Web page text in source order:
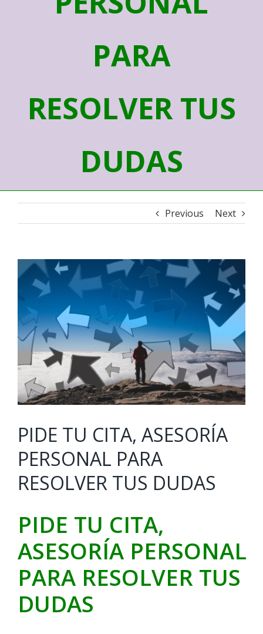
PARA
RESOLVER TUS
DUDAS
Previous Next
View
Larger
Image
PIDE TU CITA, ASESORÍA
PERSONAL PARA
RESOLVER TUS DUDAS
PIDE TU CITA,
ASESORÍA PERSONAL
PARA RESOLVER TUS
DUDAS